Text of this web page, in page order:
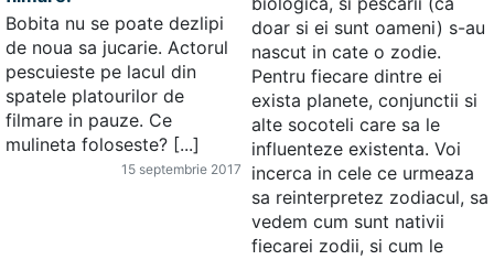
Bobita nu se poate dezlipi
de noua sa jucarie. Actorul
pescuieste pe lacul din
spatele platourilor de
filmare in pauze. Ce
mulineta foloseste? [...]
15 septembrie 2017
doar si ei sunt oameni) s-au
nascut in cate o zodie.
Pentru fiecare dintre ei
exista planete, conjunctii si
alte socoteli care sa le
influenteze existenta. Voi
incerca in cele ce urmeaza
sa reinterpretez zodiacul, sa
vedem cum sunt nativii
fiecarei zodii, si cum le